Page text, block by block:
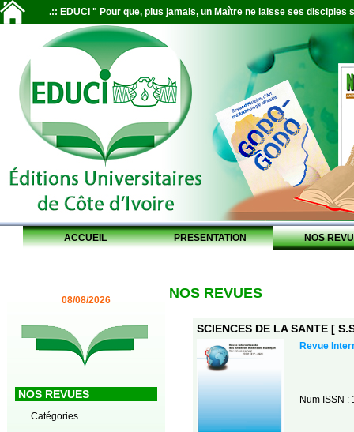
.:: EDUCI " Pour que, plus jamais, un Maître ne laisse ses disciples
ACCUEIL PRESENTATION NOS
08/08/2026
NOS REVUES
Catégories
NOS REVUES
SCIENCES DE LA SANTE [
Revue
Num ISSN :